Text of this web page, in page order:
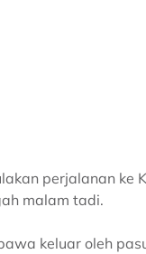
perjalanan
malam tadi.
keluar oleh